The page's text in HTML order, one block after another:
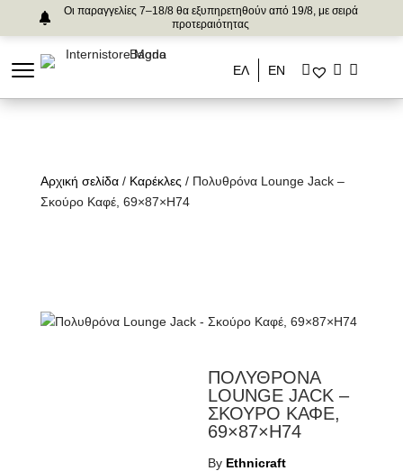
Οι παραγγελίες 7–18/8 θα εξυπηρετηθούν από 19/8, με σειρά
προτεραιότητας
ΕΛ ΕΝ
Αρχική σελίδα/ Καρέκλες / Πολυθρόνα Lounge Jack –
Σκούρο Καφέ, 69×87×H74
ΠΟΛΥΘΡΟΝΑ
LOUNGE JACK –
ΣΚΟΥΡΟ ΚΑΦΕ,
69×87×H74
By Ethnicraft